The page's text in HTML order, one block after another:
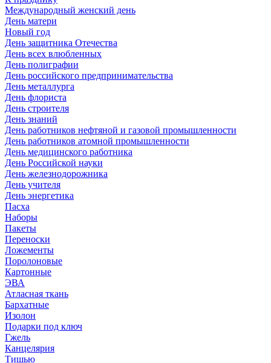
Международный женский день
День матери
Новый год
День защитника Отечества
День всех влюбленных
День полиграфии
День российского предпринимательства
День металлурга
День флориста
День строителя
День знаний
День работников нефтяной и газовой промышленности
День работников атомной промышленности
День медицинского работника
День Российской науки
День железнодорожника
День учителя
День энергетика
Пасха
Наборы
Пакеты
Переноски
Ложементы
Поролоновые
Картонные
ЭВА
Атласная ткань
Бархатные
Изолон
Подарки под ключ
Гжель
Канцелярия
Тишью